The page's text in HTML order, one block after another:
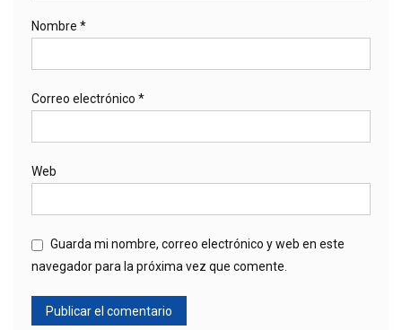
Nombre *
Correo electrónico *
Web
Guarda mi nombre, correo electrónico y web en este
navegador para la próxima vez que comente.